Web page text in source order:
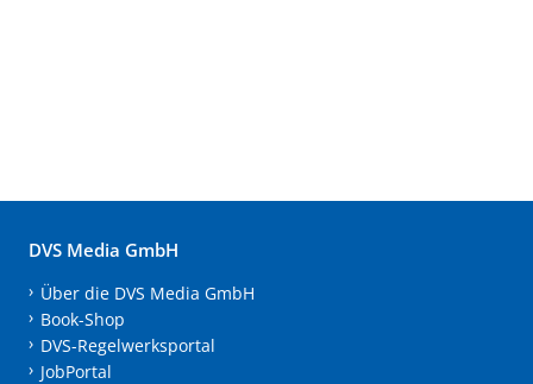
DVS Media GmbH
Über die DVS Media GmbH
Book-Shop
DVS-Regelwerksportal
JobPortal